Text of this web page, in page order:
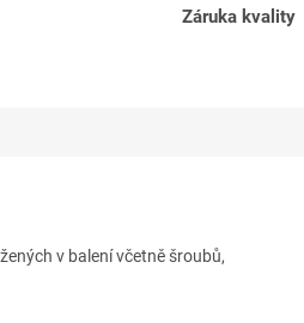
Záruka kvality
v balení včetně šroubů,